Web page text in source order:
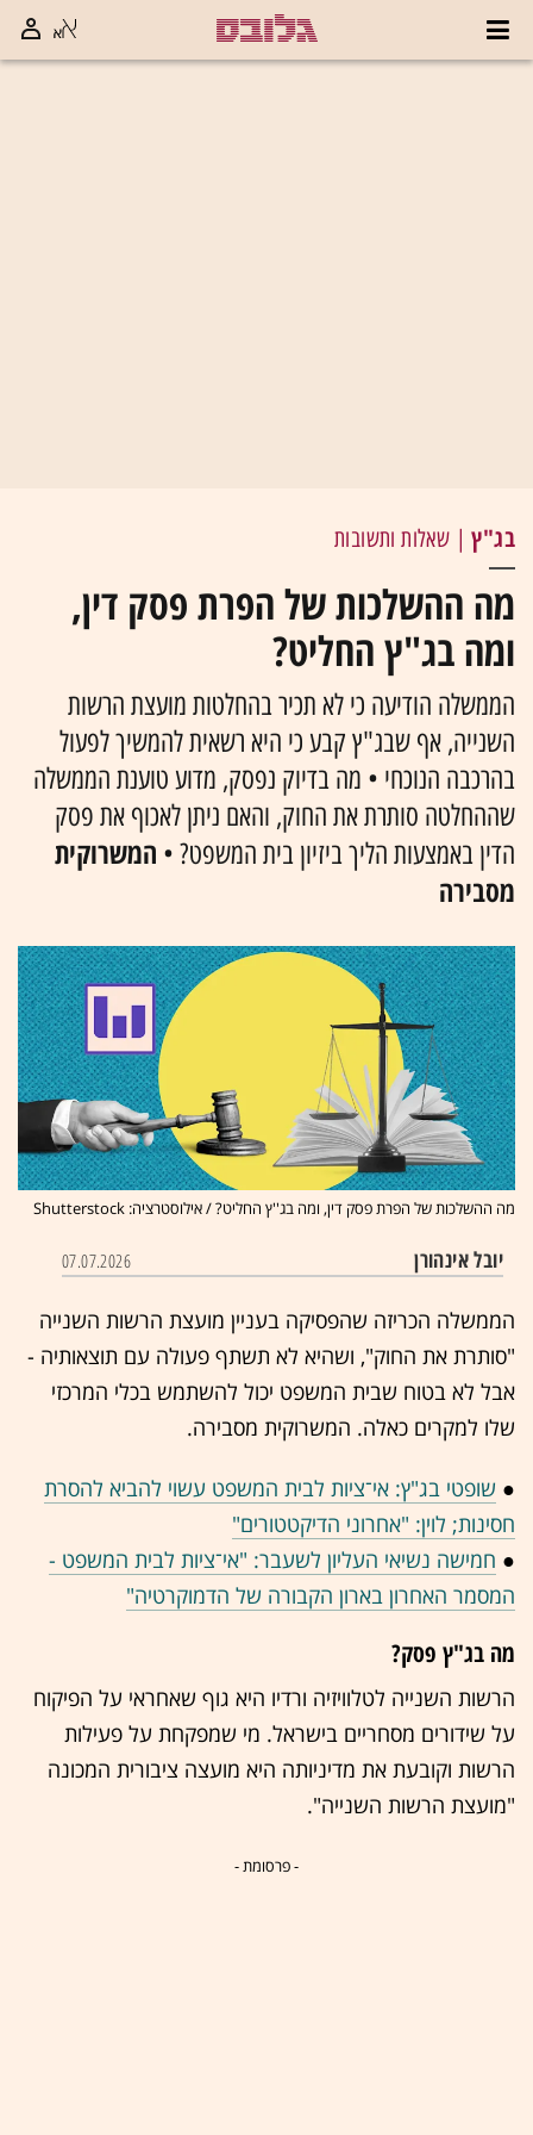
בג"ץ| שאלות ותשובות
מה ההשלכות של הפרת פסק דין,
ומה בג"ץ החליט?
הממשלה הודיעה כי לא תכיר בהחלטות מועצת הרשות
השנייה, אף שבג"ץ קבע כי היא רשאית להמשיך לפעול
בהרכבה הנוכחי • מה בדיוק נפסק, מדוע טוענת הממשלה
שההחלטה סותרת את החוק, והאם ניתן לאכוף את פסק
הדין באמצעות הליך ביזיון בית המשפט? • המשרוקית
מסבירה
מה ההשלכות של הפרת פסק דין, ומה בג''ץ החליט? / אילוסטרציה: Shutterstock
יובל אינהורן 07.07.2026
הממשלה הכריזה שהפסיקה בעניין מועצת הרשות השנייה
"סותרת את החוק", ושהיא לא תשתף פעולה עם תוצאותיה -
אבל לא בטוח שבית המשפט יכול להשתמש בכלי המרכזי
שלו למקרים כאלה. המשרוקית מסבירה.
● שופטי בג"ץ: אי־ציות לבית המשפט עשוי להביא להסרת
חסינות; לוין: "אחרוני הדיקטטורים"
● חמישה נשיאי העליון לשעבר: "אי־ציות לבית המשפט -
המסמר האחרון בארון הקבורה של הדמוקרטיה"
מה בג"ץ פסק?
הרשות השנייה לטלוויזיה ורדיו היא גוף שאחראי על הפיקוח
על שידורים מסחריים בישראל. מי שמפקחת על פעילות
הרשות וקובעת את מדיניותה היא מועצה ציבורית המכונה
"מועצת הרשות השנייה".
- פרסומת -